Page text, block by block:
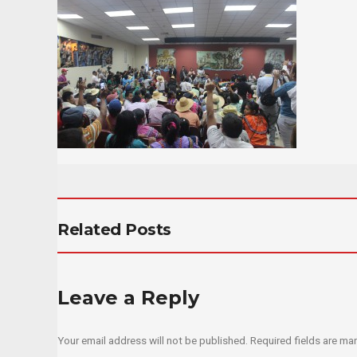
Related Posts
Leave a Reply
Your email address will not be published. Required fields are